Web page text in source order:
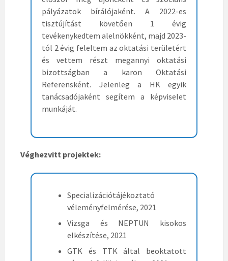
pályázatok bírálójaként. A 2022-es
tisztújítást követően 1 évig
tevékenykedtem alelnökként, majd 2023-
tól 2 évig feleltem az oktatási területért
és vettem részt megannyi oktatási
bizottságban a karon Oktatási
Referensként. Jelenleg a HK egyik
tanácsadójaként segítem a képviselet
munkáját.
Véghezvitt projektek:
Specializációtájékoztató
véleményfelmérése, 2021
Vizsga és NEPTUN kisokos
elkészítése, 2021
GTK és TTK által beoktatott